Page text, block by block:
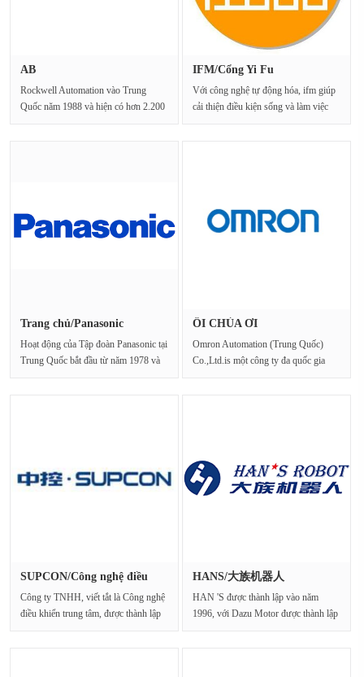
AB
Rockwell Automation vào Trung
Quốc năm 1988 và hiện có hơn 2.200
IFM/Cổng Yi Fu
Với công nghệ tự động hóa, ifm giúp
cải thiện điều kiện sống và làm việc
Trang chủ/Panasonic
Hoạt động của Tập đoàn Panasonic tại
Trung Quốc bắt đầu từ năm 1978 và
ÔI CHÚA ƠI
Omron Automation (Trung Quốc)
Co.,Ltd.is một công ty đa quốc gia
SUPCON/Công nghệ điều
Công ty TNHH, viết tắt là Công nghệ
điều khiển trung tâm, được thành lập
HANS/大族机器人
HAN 'S được thành lập vào năm
1996, với Dazu Motor được thành lập